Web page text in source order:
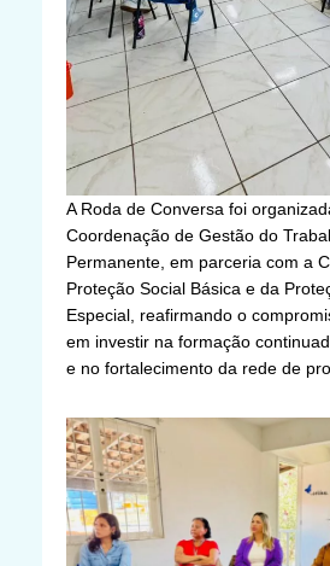
A Roda de Conversa foi
Coordenação de Gestão do
Permanente, em parceria com a
Proteção Social Básica e da
Especial, reafirmando o
em investir na formação
e no fortalecimento da rede de